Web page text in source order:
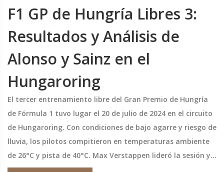
F1 GP de Hungría Libres 3:
Resultados y Análisis de
Alonso y Sainz en el
Hungaroring
El tercer entrenamiento libre del Gran Premio de Hungría
de Fórmula 1 tuvo lugar el 20 de julio de 2024 en el circuito
de Hungaroring. Con condiciones de bajo agarre y riesgo de
lluvia, los pilotos compitieron en temperaturas ambiente
de 26°C y pista de 40°C. Max Verstappen lideró la sesión y
Yuki Tsunoda se mantuvo en el Top-10. Fernando Alonso se